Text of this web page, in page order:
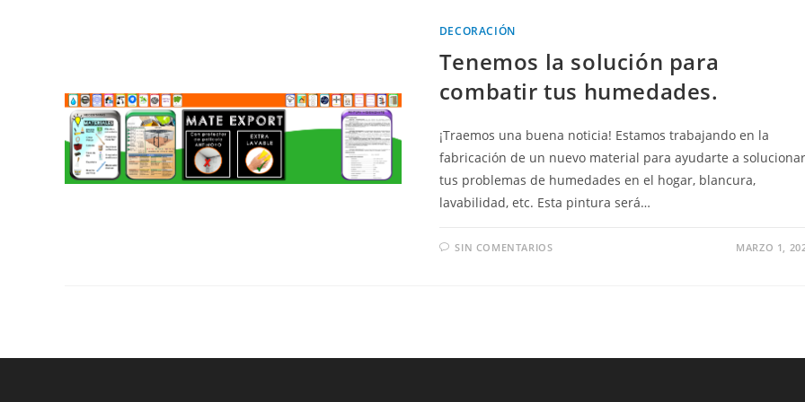
DECORACIÓN
Tenemos la solución para
combatir tus humedades.
¡Traemos una buena noticia! Estamos trabajando en la
fabricación de un nuevo material para ayudarte a solucionar
tus problemas de humedades en el hogar, blancura,
lavabilidad, etc. Esta pintura será…
SIN COMENTARIOS MARZO 1,